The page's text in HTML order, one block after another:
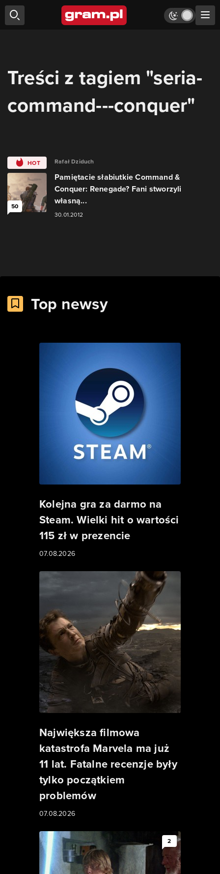
Treści z tagiem "seria-
command---conquer"
HOT
50
Rafał Dziduch
Pamiętacie słabiutkie Command &
Conquer: Renegade? Fani stworzyli
własną...
30.01.2012
Top newsy
Kolejna gra za darmo na
Steam. Wielki hit o wartości
115 zł w prezencie
07.08.2026
Największa filmowa
katastrofa Marvela ma już
11 lat. Fatalne recenzje były
tylko początkiem
problemów
07.08.2026
2